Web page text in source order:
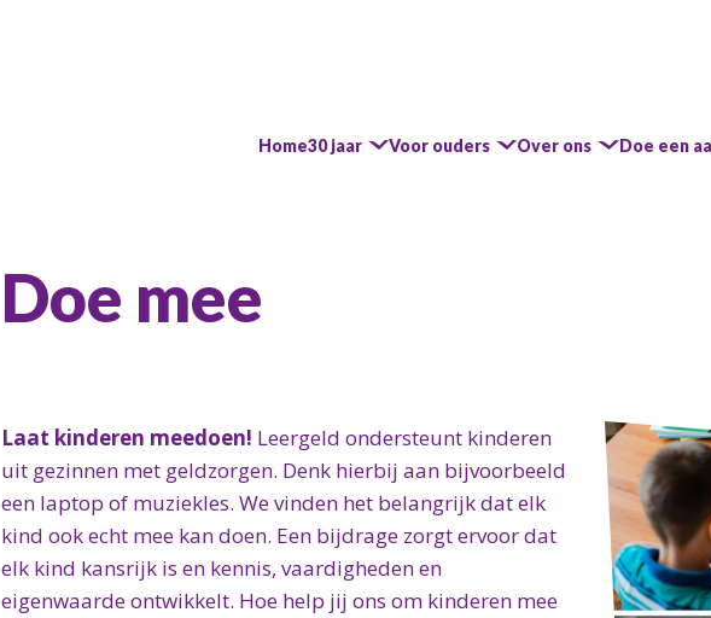
Home30 jaar Voor ouders Over ons Doe een
Doe mee
Laat kinderen meedoen! Leergeld ondersteunt kinderen
uit gezinnen met geldzorgen. Denk hierbij aan bijvoorbeeld
een laptop of muziekles. We vinden het belangrijk dat elk
kind ook echt mee kan doen. Een bijdrage zorgt ervoor dat
elk kind kansrijk is en kennis, vaardigheden en
eigenwaarde ontwikkelt. Hoe help jij ons om kinderen mee